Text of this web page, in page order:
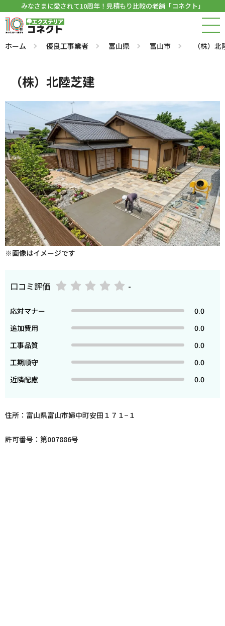
みなさまに愛されて10周年！見積もり比較の老舗「コネクト」
ホーム 優良工事業者 富山県 富山市 （株）
（株）北陸芝建
※画像はイメージです
口コミ評価 -
応対マナー
0.0
追加費用
0.0
工事品質
0.0
工期順守
0.0
近隣配慮
0.0
住所：富山県富山市婦中町安田１７１−１
許可番号：第007886号